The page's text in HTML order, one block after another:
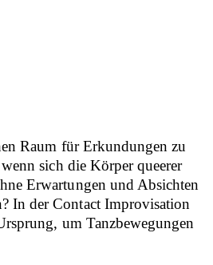
Raum für Erkundungen zu
sich die Körper queerer
Erwartungen und Absichten
In der Contact Improvisation
um Tanzbewegungen